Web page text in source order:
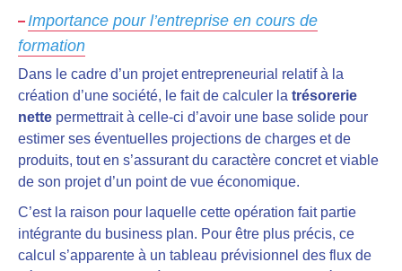
Importance pour l’entreprise en cours de
formation
Dans le cadre d’un projet entrepreneurial relatif à la
création d’une société, le fait de calculer la trésorerie
nette permettrait à celle-ci d’avoir une base solide pour
estimer ses éventuelles projections de charges et de
produits, tout en s’assurant du caractère concret et viable
de son projet d’un point de vue économique.
C’est la raison pour laquelle cette opération fait partie
intégrante du business plan. Pour être plus précis, ce
calcul s’apparente à un tableau prévisionnel des flux de